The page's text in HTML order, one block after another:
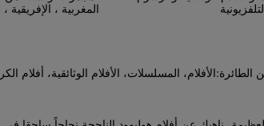
المغربية ، الإفريقية
المسلسلات، الأفلام الوثائقية، أفلام